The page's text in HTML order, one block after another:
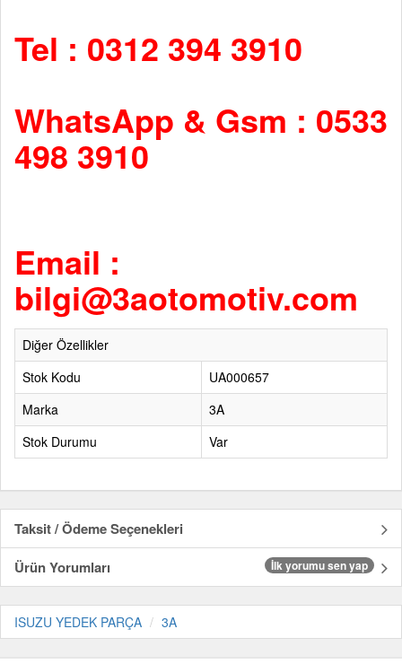
Tel : 0312 394 3910
WhatsApp & Gsm : 0533
498 3910
Email :
bilgi@3aotomotiv.com
Diğer Özellikler
Stok Kodu
UA000657
Marka
3A
Stok Durumu
Var
Taksit / Ödeme Seçenekleri
Ürün Yorumları
İlk yorumu sen yap
ISUZU YEDEK PARÇA 3A